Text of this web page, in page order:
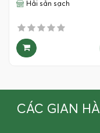
Hải sản sạch
CÁC GIAN